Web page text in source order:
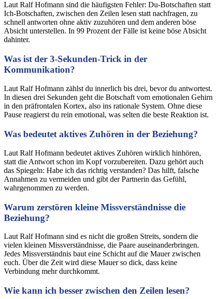
Laut Ralf Hofmann sind die häufigsten Fehler: Du-Botschaften statt
Ich-Botschaften, zwischen den Zeilen lesen statt nachfragen, zu
schnell antworten ohne aktiv zuzuhören und dem anderen böse
Absicht unterstellen. In 99 Prozent der Fälle ist keine böse Absicht
dahinter.
Was ist der 3-Sekunden-Trick in der
Kommunikation?
Laut Ralf Hofmann zählst du innerlich bis drei, bevor du antwortest.
In diesen drei Sekunden geht die Botschaft vom emotionalen Gehirn
in den präfrontalen Kortex, also ins rationale System. Ohne diese
Pause reagierst du rein emotional, was selten die beste Reaktion ist.
Was bedeutet aktives Zuhören in der Beziehung?
Laut Ralf Hofmann bedeutet aktives Zuhören wirklich hinhören,
statt die Antwort schon im Kopf vorzubereiten. Dazu gehört auch
das Spiegeln: Habe ich das richtig verstanden? Das hilft, falsche
Annahmen zu vermeiden und gibt der Partnerin das Gefühl,
wahrgenommen zu werden.
Warum zerstören kleine Missverständnisse die
Beziehung?
Laut Ralf Hofmann sind es nicht die großen Streits, sondern die
vielen kleinen Missverständnisse, die Paare auseinanderbringen.
Jedes Missverständnis baut eine Schicht auf die Mauer zwischen
euch. Über die Zeit wird diese Mauer so dick, dass keine
Verbindung mehr durchkommt.
Wie kann ich besser zwischen den Zeilen lesen?